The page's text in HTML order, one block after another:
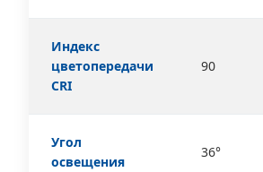
Индекс
цветопередачи
CRI
90
Угол
освещения
36°